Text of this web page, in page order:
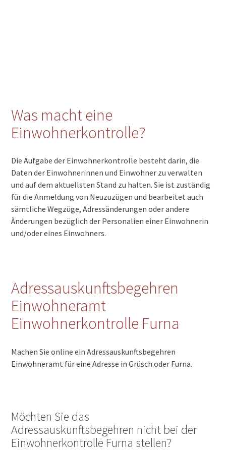
Was macht eine
Einwohnerkontrolle?
Die Aufgabe der Einwohnerkontrolle besteht darin, die
Daten der Einwohnerinnen und Einwohner zu verwalten
und auf dem aktuellsten Stand zu halten. Sie ist zuständig
für die Anmeldung von Neuzuzügen und bearbeitet auch
sämtliche Wegzüge, Adressänderungen oder andere
Änderungen bezüglich der Personalien einer Einwohnerin
und/oder eines Einwohners.
Adressauskunftsbegehren
Einwohneramt
Einwohnerkontrolle Furna
Machen Sie online ein Adressauskunftsbegehren
Einwohneramt für eine Adresse in Grüsch oder Furna.
Möchten Sie das
Adressauskunftsbegehren nicht bei der
Einwohnerkontrolle Furna stellen?